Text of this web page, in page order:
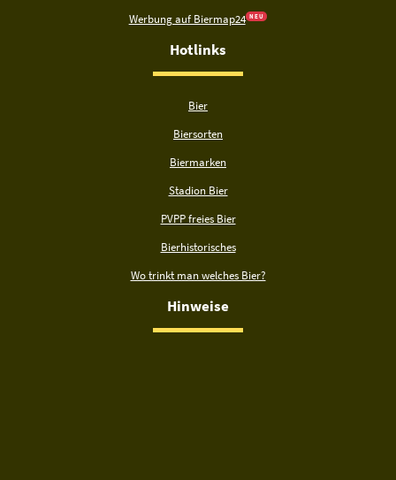
Werbung auf Biermap24 N E U
Hotlinks
Bier
Biersorten
Biermarken
Stadion Bier
PVPP freies Bier
Bierhistorisches
Wo trinkt man welches Bier?
Hinweise